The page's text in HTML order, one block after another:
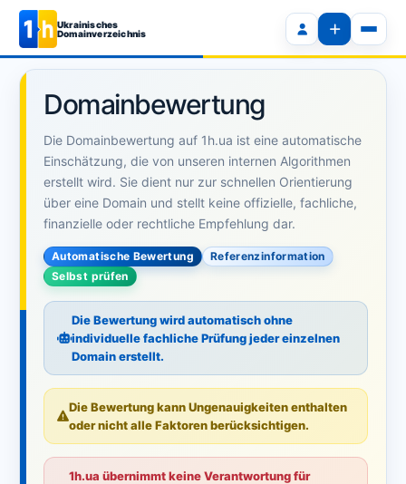
Ukrainisches
Domainverzeichnis
Domainbewertung
Die Domainbewertung auf 1h.ua ist eine automatische
Einschätzung, die von unseren internen Algorithmen
erstellt wird. Sie dient nur zur schnellen Orientierung
über eine Domain und stellt keine offizielle, fachliche,
finanzielle oder rechtliche Empfehlung dar.
Automatische Bewertung
Referenzinformation
Selbst prüfen
Die Bewertung wird automatisch ohne
individuelle fachliche Prüfung jeder einzelnen
Domain erstellt.
Die Bewertung kann Ungenauigkeiten enthalten
oder nicht alle Faktoren berücksichtigen.
1h.ua übernimmt keine Verantwortung für